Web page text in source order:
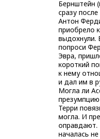
Бернштейн
сразу
Антон
приобрело
выдохнули.
попроси
Эвра,
короткий
к нему
и дал им в
Могла ли
Терри
могла. И
оправдают.
началась